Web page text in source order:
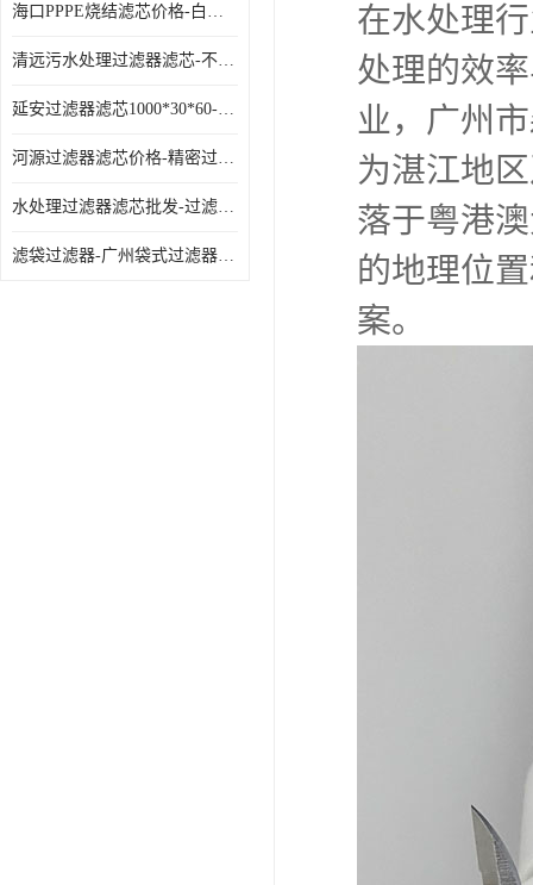
海口PPPE烧结滤芯价格-白色PE滤芯-各种规格定制
清远污水处理过滤器滤芯-不锈钢过滤器-欢迎来电咨询
延安过滤器滤芯1000*30*60-水过滤筒-型号齐全
河源过滤器滤芯价格-精密过滤器-大流量滤芯
水处理过滤器滤芯批发-过滤器水过滤-节能环保
滤袋过滤器-广州袋式过滤器厂家-经久耐用
在水处理
处理的效
业，广州
为湛江地
落于粤港
的地理位
案。